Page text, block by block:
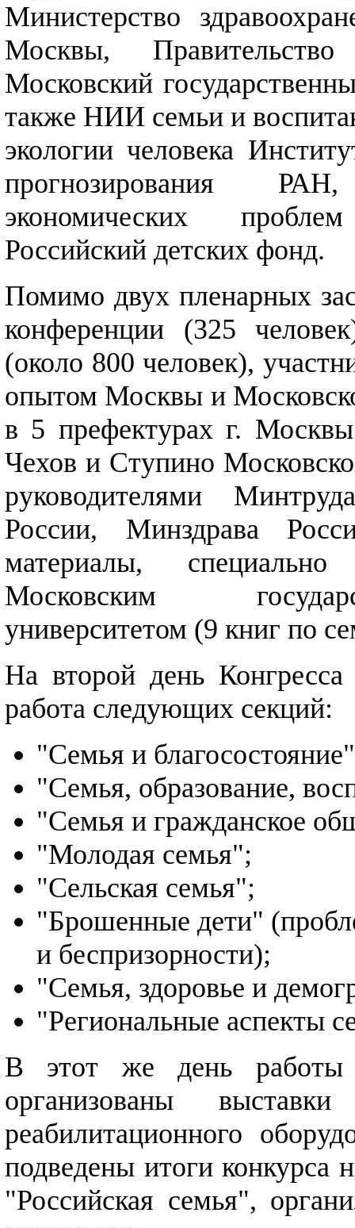
Министерство
Москвы,
Московский
также НИИ семьи и
экологии человека
прогнозирования
экономических
Российский детских фонд.
Помимо двух пленарных
конференции (325
(около 800 человек),
опытом Москвы и
в 5 префектурах г.
Чехов и Ступино
руководителями
России, Минздрава
материалы,
Московским
университетом (9 книг по
На второй день
работа следующих секций:
"Семья и
"Семья, образование,
"Семья и гражданское
"Молодая семья";
"Сельская семья";
"Брошенные дети"
и беспризорности);
"Семья, здоровье и
"Региональные аспекты
В этот же день
организованы
реабилитационного
подведены итоги конкурса
"Российская семья",